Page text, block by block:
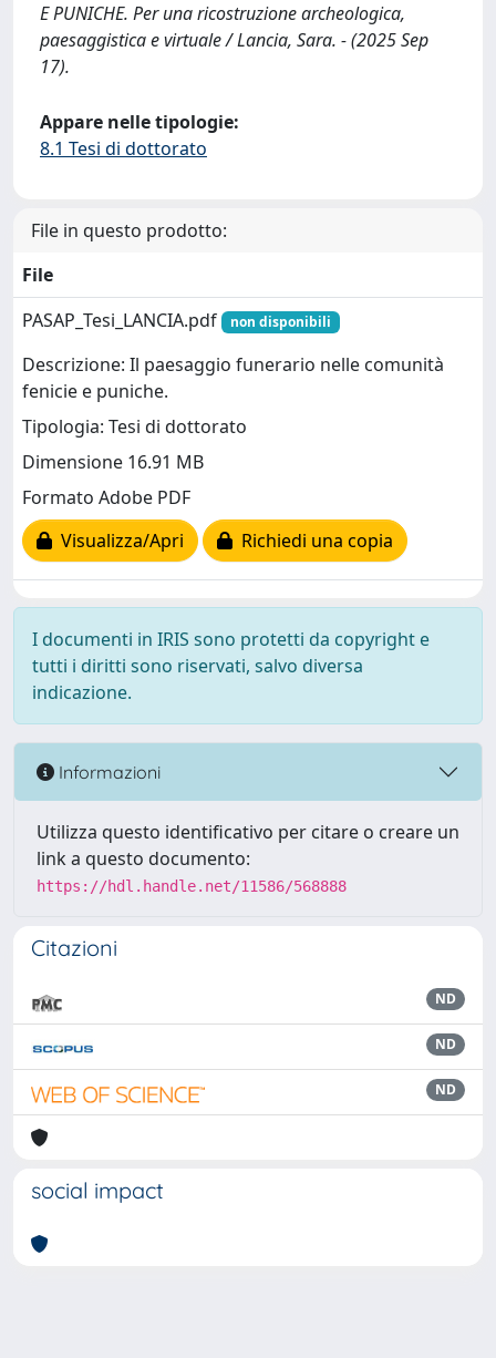
E PUNICHE. Per una ricostruzione archeologica,
paesaggistica e virtuale / Lancia, Sara. - (2025 Sep
17).
Appare nelle tipologie:
8.1 Tesi di dottorato
File in questo prodotto:
File
PASAP_Tesi_LANCIA.pdf
non disponibili
Descrizione: Il paesaggio funerario nelle comunità
fenicie e puniche.
Tipologia: Tesi di dottorato
Dimensione 16.91 MB
Formato Adobe PDF
Visualizza/Apri
Richiedi una copia
I documenti in IRIS sono protetti da copyright e
tutti i diritti sono riservati, salvo diversa
indicazione.
Informazioni
Utilizza questo identificativo per citare o creare un
link a questo documento:
https://hdl.handle.net/11586/568888
Citazioni
ND
ND
ND
social impact